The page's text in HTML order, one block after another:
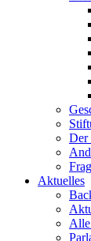
Der
Aktuelles